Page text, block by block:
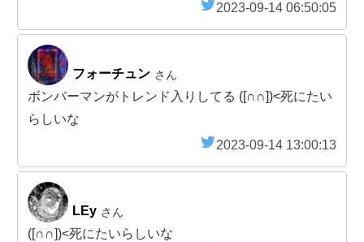
2023-09-14 06:50:05
フォーチュン さん
ボンバーマンがトレンド入りしてる ([∩∩])<死にたい
らしいな
2023-09-14 13:00:13
LEy さん
([∩∩])<死にたいらしいな